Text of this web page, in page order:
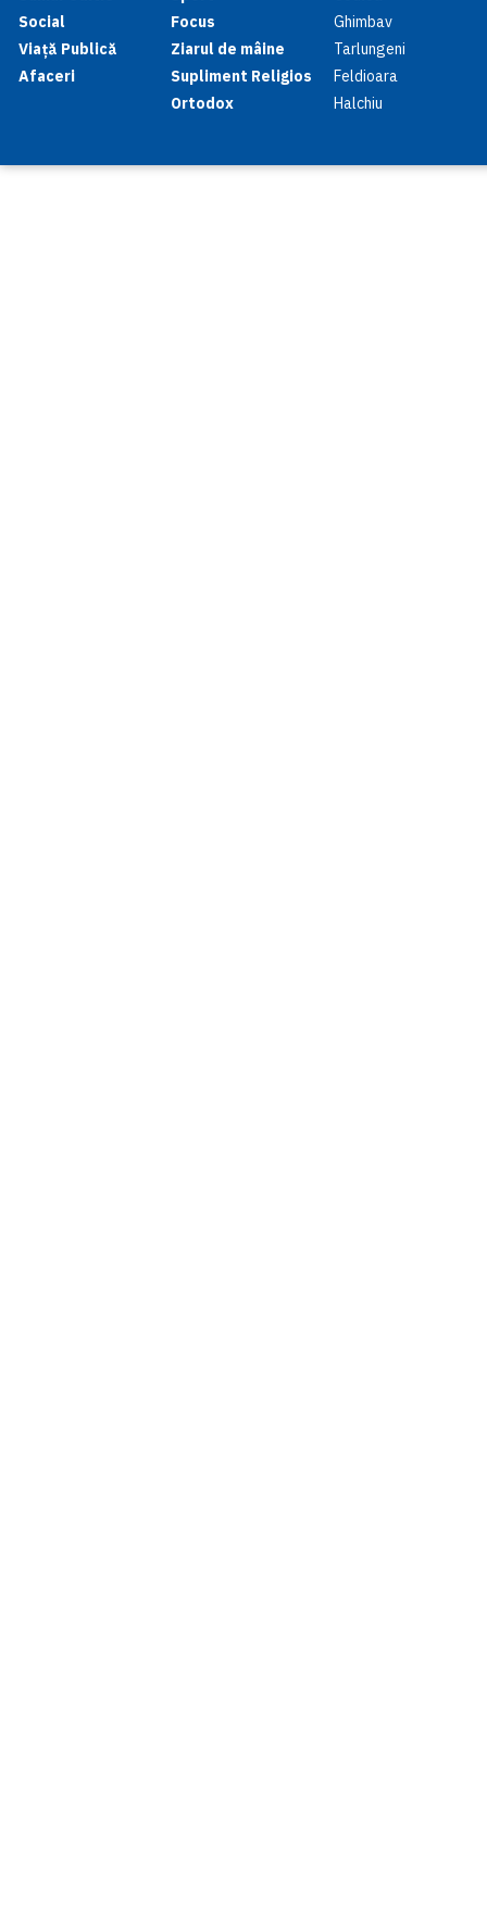
Social
Viață Publică
Afaceri
Focus
Ziarul de mâine
Supliment Religios
Ortodox
Ghimbav
Tarlungeni
Feldioara
Halchiu